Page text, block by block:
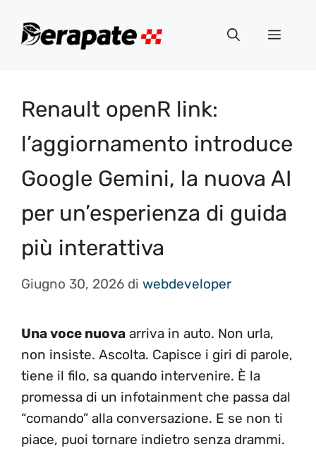
Menu
Renault openR link:
l’aggiornamento introduce
Google Gemini, la nuova AI
per un’esperienza di guida
più interattiva
Giugno 30, 2026 di webdeveloper
Una voce nuova arriva in auto. Non urla,
non insiste. Ascolta. Capisce i giri di parole,
tiene il filo, sa quando intervenire. È la
promessa di un infotainment che passa dal
“comando” alla conversazione. E se non ti
piace, puoi tornare indietro senza drammi.